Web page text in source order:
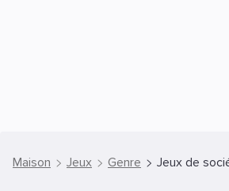
Maison Jeux Genre Jeux de